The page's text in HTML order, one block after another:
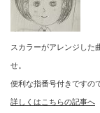
スカラーがアレンジした
せ。
便利な指番号付きですの
詳しくはこちらの記事へ